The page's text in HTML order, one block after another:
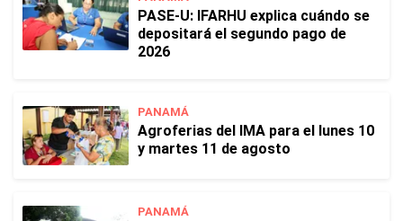
PASE-U: IFARHU explica cuándo se
depositará el segundo pago de
2026
PANAMÁ
Agroferias del IMA para el lunes 10
y martes 11 de agosto
PANAMÁ